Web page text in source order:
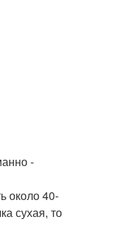
-
около 40-
сухая, то